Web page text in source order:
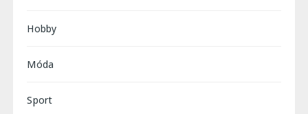
Hobby
Móda
Sport